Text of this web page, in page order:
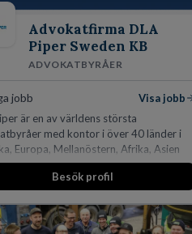
Advokatfirma DLA
Piper Sweden KB
ADVOKATBYRÅER
jobb
Visa jobb
är en av världens största
med kontor i över 40 länder i
Europa, Mellanöstern, Afrika, Asien
Vi är specialister inom
alla områden och vi har några
450 jurister på fem kontor i Stockholm,
Århus, Oslo och Helsingfors kan vi
Besök profil